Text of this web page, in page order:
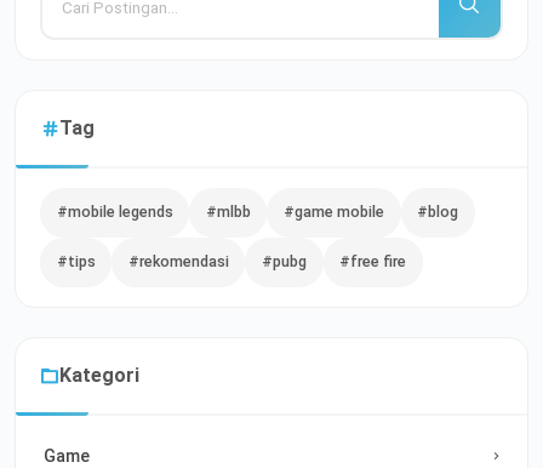
Tag
#mobile legends #mlbb #game mobile #blog
#tips #rekomendasi #pubg #free fire
Kategori
Game